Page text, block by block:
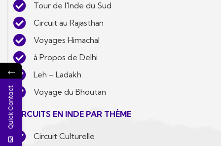
Tour de l'Inde du Sud
Circuit au Rajasthan
Voyages Himachal
à Propos de Delhi
Leh – Ladakh
Voyage du Bhoutan
CIRCUITS EN INDE PAR THÈME
Circuit Culturelle
←
Quick Contact